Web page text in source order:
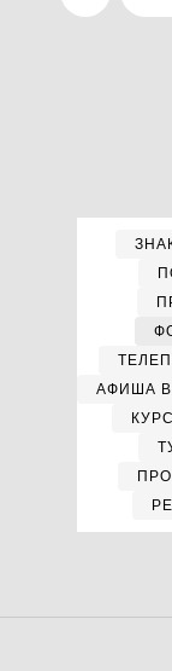
АФИША В